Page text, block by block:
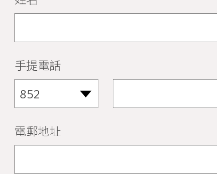
手提電話
電郵地址